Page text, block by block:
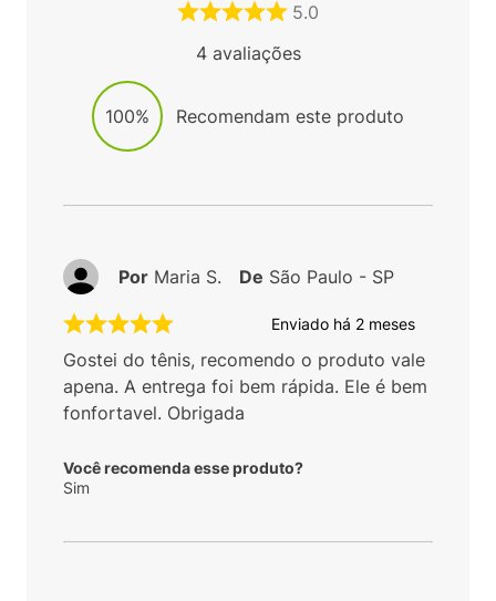
5.0
4avaliações
100% Recomendam este produto
Enviado há 2 meses
Gostei do tênis, recomendo o produto vale
apena. A entrega foi bem rápida. Ele é bem
fonfortavel. Obrigada
Você recomenda esse produto?
Sim
Por Maria S. De São Paulo - SP